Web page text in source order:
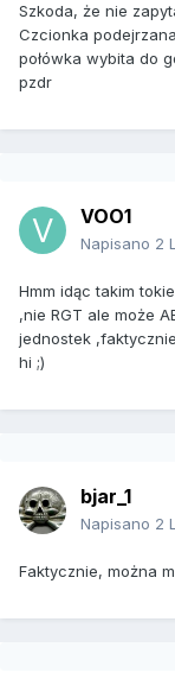
Szkoda, że nie
Czcionka
połówka wybita do
pzdr
VOO1
Napisano 2
Hmm idąc takim
,nie RGT ale może
jednostek
hi ;)
bjar_1
Napisano 2
Faktycznie, można